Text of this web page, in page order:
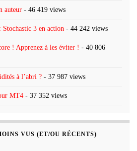
auteur - 46 419 views
3 en action - 44 242 views
! Apprenez à les éviter ! - 40 806
à l’abri ? - 37 987 views
MT4 - 37 352 views
VUS (ET/OU RÉCENTS)